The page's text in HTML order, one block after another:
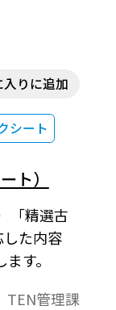
シート
入りに追加
ト）
「精選古
た内容
す。
管理課